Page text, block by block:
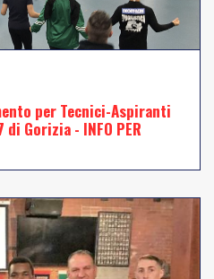
per Tecnici-Aspiranti
- INFO PER